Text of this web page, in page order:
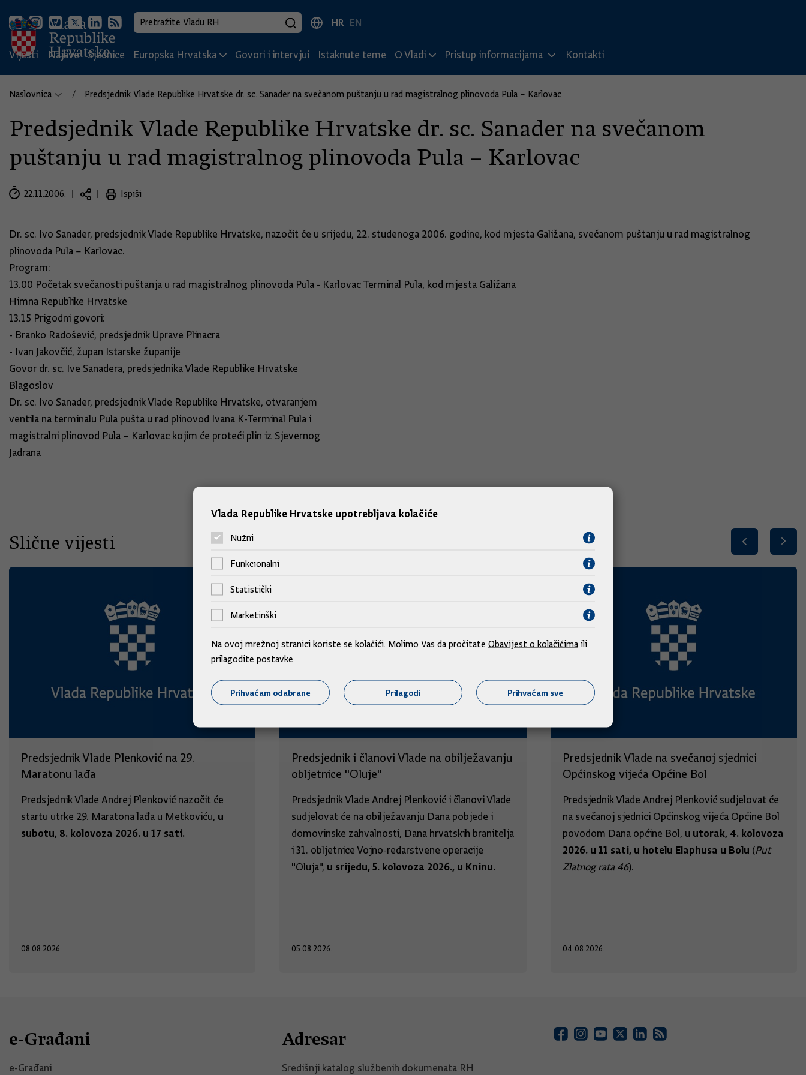
HR EN
Vijesti Najave Sjednice Europska Hrvatska Govori i intervjui Istaknute teme O Vladi Pristup informacijama Kontakti
Naslovnica Predsjednik Vlade Republike Hrvatske dr. sc. Sanader na svečanom puštanju u rad magistralnog plinovoda Pula – Karlovac
Predsjednik Vlade Republike Hrvatske dr. sc. Sanader na svečanom
puštanju u rad magistralnog plinovoda Pula – Karlovac
22.11.2006. Ispiši
Dr. sc. Ivo Sanader, predsjednik Vlade Republike Hrvatske, nazočit će u srijedu, 22. studenoga 2006. godine, kod mjesta Galižana, svečanom puštanju u rad magistralnog
plinovoda Pula – Karlovac.
Program:
13.00 Početak svečanosti puštanja u rad magistralnog plinovoda Pula - Karlovac Terminal Pula, kod mjesta Galižana
Himna Republike Hrvatske
13.15 Prigodni govori:
- Branko Radošević, predsjednik Uprave Plinacra
- Ivan Jakovčić, župan Istarske županije
Govor dr. sc. Ive Sanadera, predsjednika Vlade Republike Hrvatske
Blagoslov
Dr. sc. Ivo Sanader, predsjednik Vlade Republike Hrvatske, otvaranjem
ventila na terminalu Pula pušta u rad plinovod Ivana K-Terminal Pula i
magistralni plinovod Pula – Karlovac kojim će proteći plin iz Sjevernog
Jadrana
Slične vijesti
Predsjednik Vlade Plenković na 29.
Maratonu lađa
Predsjednik Vlade Andrej Plenković nazočit će
startu utrke 29. Maratona lađa u Metkoviću, u
subotu, 8. kolovoza 2026. u 17 sati.
08.08.2026.
Predsjednik i članovi Vlade na obilježavanju
obljetnice "Oluje"
Predsjednik Vlade Andrej Plenković i članovi Vlade
sudjelovat će na obilježavanju Dana pobjede i
domovinske zahvalnosti, Dana hrvatskih branitelja
i 31. obljetnice Vojno-redarstvene operacije
"Oluja", u srijedu, 5. kolovoza 2026., u Kninu.
05.08.2026.
Predsjednik Vlade na svečanoj sjednici
Općinskog vijeća Općine Bol
Predsjednik Vlade Andrej Plenković sudjelovat će
na svečanoj sjednici Općinskog vijeća Općine Bol
povodom Dana općine Bol, u utorak, 4. kolovoza
2026. u 11 sati, u hotelu Elaphusa u Bolu (Put
Zlatnog rata 46).
04.08.2026.
e-Građani
e-Građani
Adresar
Središnji katalog službenih dokumenata RH
Vlada Republike Hrvatske upotrebljava kolačiće
Nužni
Funkcionalni
Statistički
Marketinški
Na ovoj mrežnoj stranici koriste se kolačići. Molimo Vas da pročitate Obavijest o kolačićima ili
prilagodite postavke.
Prihvaćam odabrane Prilagodi Prihvaćam sve